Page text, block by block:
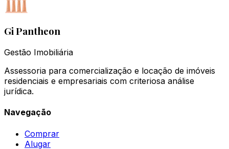
Gi Pantheon
Gestão Imobiliária
Assessoria para comercialização e locação de imóveis
residenciais e empresariais com criteriosa análise
jurídica.
Navegação
Comprar
Alugar